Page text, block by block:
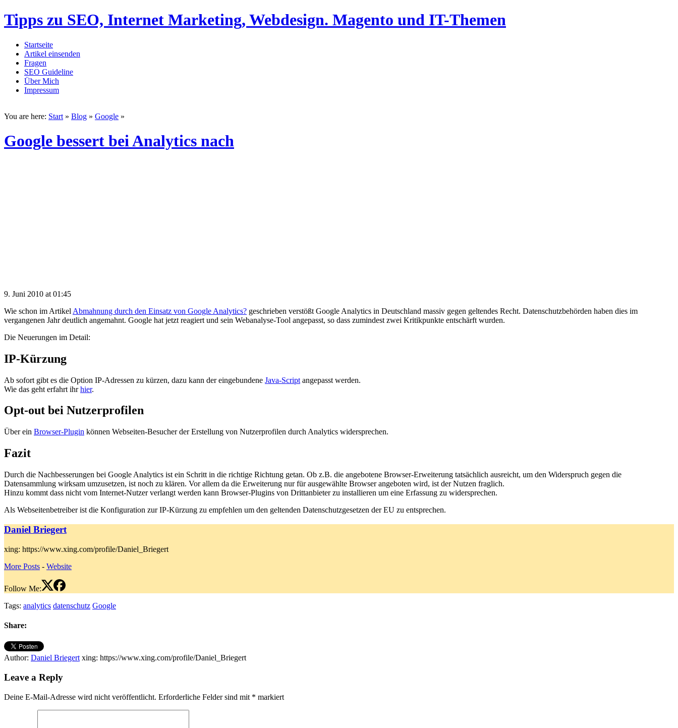
Tipps zu SEO, Internet Marketing, Webdesign. Magento und IT-Themen
Startseite
Artikel einsenden
Fragen
SEO Guideline
Über Mich
Impressum
You are here: Start » Blog » Google »
Google bessert bei Analytics nach
9. Juni 2010 at 01:45
Wie schon im Artikel Abmahnung durch den Einsatz von Google Analytics? geschrieben verstößt Google Analytics in Deutschland massiv gegen geltendes Recht. Datenschutzbehörden haben dies im
vergangenen Jahr deutlich angemahnt. Google hat jetzt reagiert und sein Webanalyse-Tool angepasst, so dass zumindest zwei Kritikpunkte entschärft wurden.
Die Neuerungen im Detail:
IP-Kürzung
Ab sofort gibt es die Option IP-Adressen zu kürzen, dazu kann der eingebundene Java-Script angepasst werden.
Wie das geht erfahrt ihrhier.
Opt-out bei Nutzerprofilen
Über ein Browser-Plugin können Webseiten-Besucher der Erstellung von Nutzerprofilen durch Analytics widersprechen.
Fazit
Durch die Nachbesserungen bei Google Analytics ist ein Schritt in die richtige Richtung getan. Ob z.B. die angebotene Browser-Erweiterung tatsächlich ausreicht, um den Widerspruch gegen die
Datensammlung wirksam umzusetzen, ist noch zu klären. Vor allem da die Erweiterung nur für ausgewählte Browser angeboten wird, ist der Nutzen fraglich.
Hinzu kommt dass nicht vom Internet-Nutzer verlangt werden kann Browser-Plugins von Drittanbieter zu installieren um eine Erfassung zu widersprechen.
Als Webseitenbetreiber ist die Konfiguration zur IP-Kürzung zu empfehlen um den geltenden Datenschutzgesetzen der EU zu entsprechen.
Daniel Briegert
xing: https://www.xing.com/profile/Daniel_Briegert
More Posts - Website
Follow Me:
Tags: analytics datenschutz Google
Share:
Author: Daniel Briegert xing: https://www.xing.com/profile/Daniel_Briegert
Leave a Reply
Deine E-Mail-Adresse wird nicht veröffentlicht. Erforderliche Felder sind mit * markiert